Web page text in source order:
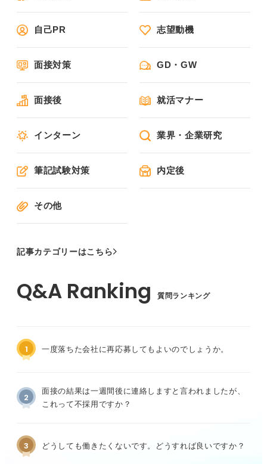
自己PR 志望動機
面接対策 GD・GW
面接後 就活マナー
インターン 業界・企業研究
筆記試験対策 内定後
その他
記事カテゴリーはこちら
質問ランキング
1 一度落ちた会社に再応募してもよいのでしょうか。
2
面接の結果は一週間後に連絡しますと言われましたが、
これって不採用ですか？
3 どうしても働きたくないです。どうすれば良いですか？